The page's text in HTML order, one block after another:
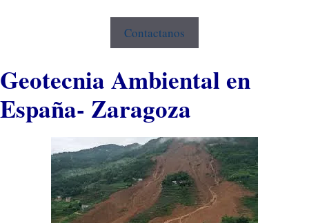
Contactanos
Geotecnia Ambiental en
España- Zaragoza